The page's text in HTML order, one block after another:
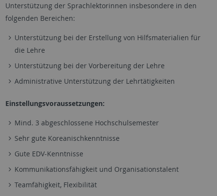
Unterstützung der Sprachlektorinnen insbesondere in den
folgenden Bereichen:
Unterstützung bei der Erstellung von Hilfsmaterialien für
die Lehre
Unterstützung bei der Vorbereitung der Lehre
Administrative Unterstützung der Lehrtätigkeiten
Einstellungsvoraussetzungen:
Mind. 3 abgeschlossene Hochschulsemester
Sehr gute Koreanischkenntnisse
Gute EDV-Kenntnisse
Kommunikationsfähigkeit und Organisationstalent
Teamfähigkeit, Flexibilität